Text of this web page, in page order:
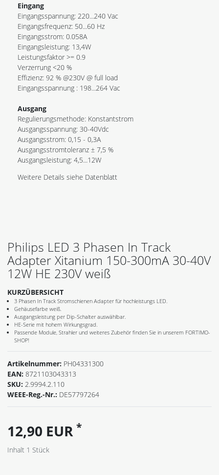
Eingang
Eingangsspannung: 220...240 Vac
Eingangsfrequenz: 50...60 Hz
Eingangsstrom: 0.058A
Eingangsleistung: 13,4W
Leistungsfaktor >= 0.9
Verzerrung <20 %
Effizienz: 92 % @230V @ full load
Eingangsspannung : 198...264 Vac
Ausgang
Regulierungsmethode: Konstantstrom
Ausgangsspannung: 30-40Vdc
Ausgangsstrom: 0,15 - 0,3A
Ausgangsstromtoleranz ± 7,5 %
Ausgangsleistung: 4,5...12W
Weitere Details siehe Datenblatt
Philips LED 3 Phasen In Track
Adapter Xitanium 150-300mA 30-40V
12W HE 230V weiß
KURZÜBERSICHT
3 Phasen In Track Stromschienen Adapter für hochleistungs LED.
Gehäusefarbe weiß.
Ausgangsleistung per Dip-Schalter auswählbar.
HE-Serie mit hohem Wirkungsgrad.
Passende Module, Strahler und weiteres Zubehör finden Sie in unserem FORTIMO-
SHOP!
Artikelnummer: PH04331300
EAN: 8721103043313
SKU: 2.9994.2.110
WEEE-Reg.-Nr.: DE57797264
12,90 EUR *
Inhalt 1 Stück